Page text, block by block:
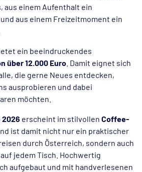
aus einem Aufenthalt ein
aus einem Freizeitmoment ein
ein beeindruckendes
über 12.000 Euro . Damit eignet sich
die gerne Neues entdecken,
ausprobieren und dabei
möchten.
erscheint im stilvollen Coffee-
ist damit nicht nur ein praktischer
durch Österreich, sondern auch
jedem Tisch. Hochwertig
aufgebaut und mit handverlesenen